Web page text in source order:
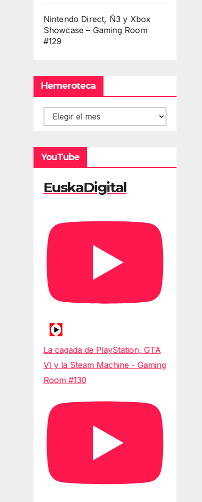
Nintendo Direct, Ñ3 y Xbox
Showcase – Gaming Room
#129
Hemeroteca
Hemeroteca
YouTube
EuskaDigital
La cagada de PlayStation, GTA
VI y la Steam Machine - Gaming
Room #130